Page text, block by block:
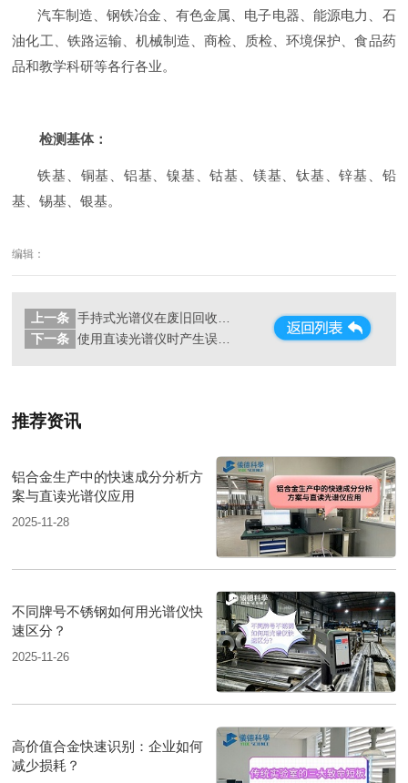
汽车制造、钢铁冶金、有色金属、电子电器、能源电力、石
油化工、铁路运输、机械制造、商检、质检、环境保护、食品药
品和教学科研等各行各业。
检测基体：
铁基、铜基、铝基、镍基、钴基、镁基、钛基、锌基、铅
基、锡基、银基。
编辑：
上一条
手持式光谱仪在废旧回收行业的应用
下一条
推荐资讯
铝合金生产中的快速成分分析方
案与直读光谱仪应用
2025-11-28
不同牌号不锈钢如何用光谱仪快
速区分？
2025-11-26
高价值合金快速识别：企业如何
减少损耗？